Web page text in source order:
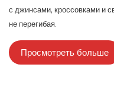
с джинсами, кроссовками и
не перегибая.
Просмотреть больше